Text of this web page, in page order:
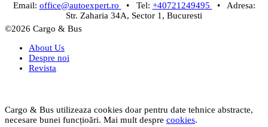
Email: office@autoexpert.ro • Tel: +40721249495
• Adresa:
Str. Zaharia 34A, Sector 1, Bucuresti
©2026 Cargo & Bus
About Us
Despre noi
Revista
Cargo & Bus utilizeaza cookies doar pentru date tehnice abstracte,
necesare bunei funcțioări. Mai mult despre cookies.